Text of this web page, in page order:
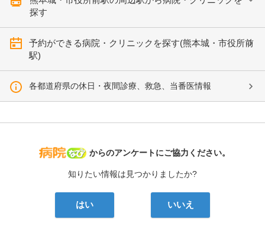
探す
予約ができる病院・クリニックを探す(熊本城・市役所前
駅)
各都道府県の休日・夜間診療、救急、当番医情報
病院なび
からのアンケートにご協力ください。
知りたい情報は見つかりましたか?
はい いいえ